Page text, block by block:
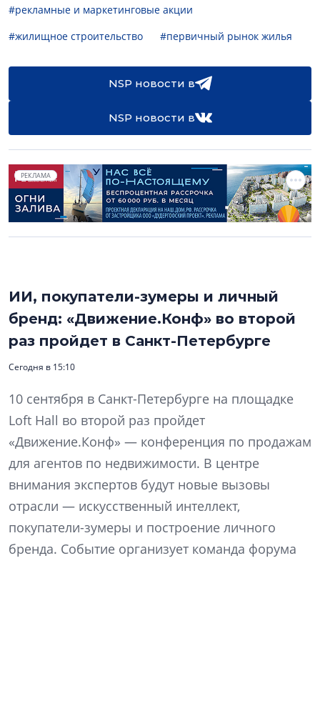
#рекламные и маркетинговые акции
#жилищное строительство
#первичный рынок жилья
NSP новости в
NSP новости в
РЕКЛАМА
ИИ, покупатели-зумеры и личный
бренд: «Движение.Конф» во второй
раз пройдет в Санкт-Петербурге
Сегодня в 15:10
10 сентября в Санкт-Петербурге на площадке
Loft Hall во второй раз пройдет
«Движение.Конф» — конференция по продажам
для агентов по недвижимости. В центре
внимания экспертов будут новые вызовы
отрасли — искусственный интеллект,
покупатели-зумеры и построение личного
бренда. Событие организует команда форума